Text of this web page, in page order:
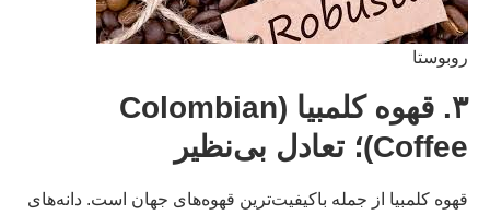
روبوستا
۳. قهوه کلمبیا (Colombian
Coffee)؛ تعادل بی‌نظیر
قهوه کلمبیا از جمله باکیفیت‌ترین قهوه‌های جهان است. دانه‌های